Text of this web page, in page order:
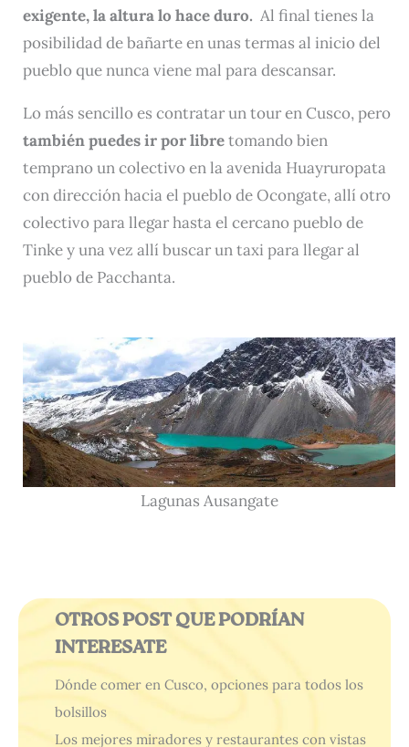
exigente, la altura lo hace duro. Al final tienes la
posibilidad de bañarte en unas termas al inicio del
pueblo que nunca viene mal para descansar.
Lo más sencillo es contratar un tour en Cusco, pero
también puedes ir por libretomando bien
temprano un colectivo en la avenida Huayruropata
con dirección hacia el pueblo de Ocongate, allí otro
colectivo para llegar hasta el cercano pueblo de
Tinke y una vez allí buscar un taxi para llegar al
pueblo de Pacchanta.
Lagunas Ausangate
OTROS POST QUE PODRÍAN
INTERESATE
Dónde comer en Cusco, opciones para todos los
bolsillos
Los mejores miradores y restaurantes con vistas